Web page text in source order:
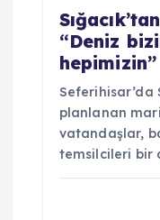
“Deniz
hepimizin”
Seferihisar’da
planlanan
vatandaşlar,
temsilcileri bir